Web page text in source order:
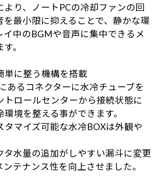
より、ノートPCの冷却ファンの回
を最小限に抑えることで、静かな環
イ中のBGMや音声に集中できるメ
。
単に整う機構を搭載
あるコネクターに水冷チューブを
トロールセンターから接続状態に
境を整える事ができます。
タマイズ可能な水冷BOXは外観や
タ水量の追加がしやすい漏斗に変更
テナンス性を向上させました。